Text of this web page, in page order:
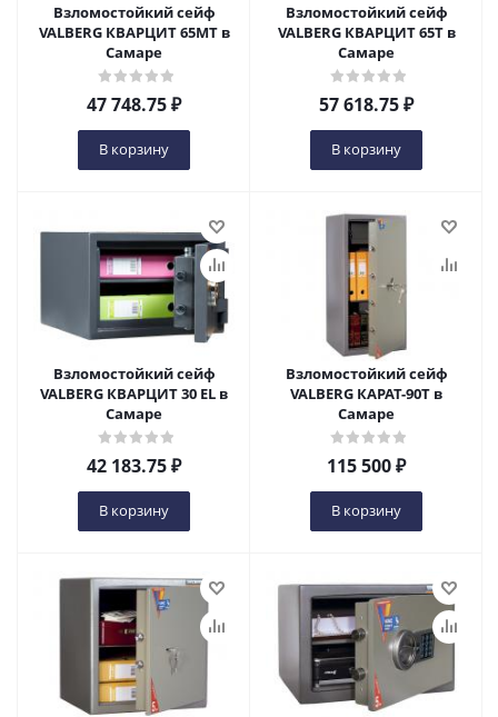
Взломостойкий сейф
VALBERG КВАРЦИТ 65МТ в
Самаре
47 748.75₽
В корзину
Взломостойкий сейф
VALBERG КВАРЦИТ 65Т в
Самаре
57 618.75₽
В корзину
Взломостойкий сейф
VALBERG КВАРЦИТ 30 EL в
Самаре
42 183.75₽
В корзину
Взломостойкий сейф
VALBERG КАРАТ-90Т в
Самаре
115 500₽
В корзину